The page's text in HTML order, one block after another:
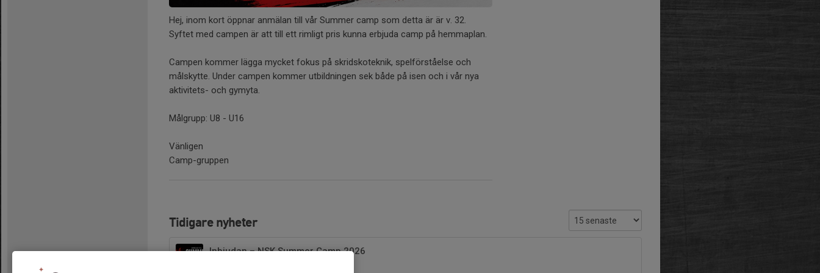
Hej, inom kort öppnar anmälan till vår Summer camp som detta är är v. 32.
Syftet med campen är att till ett rimligt pris kunna erbjuda camp på hemmaplan.
Campen kommer lägga mycket fokus på skridskoteknik, spelförståelse och
målskytte. Under campen kommer utbildningen sek både på isen och i vår nya
aktivitets- och gymyta.
Målgrupp: U8 - U16
Vänligen
Camp-gruppen
Tidigare nyheter
Inbjudan – NSK Summer Camp 2026